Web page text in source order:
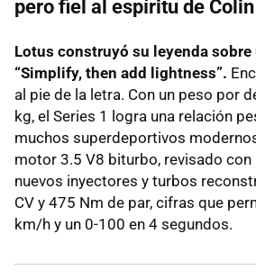
pero fiel al espíritu de
Lotus construyó su leyenda sobre
“Simplify, then add lightness”.
al pie de la letra. Con un peso por
kg, el Series 1 logra una relación
muchos superdeportivos
motor 3.5 V8 biturbo, revisado
nuevos inyectores y turbos
CV y 475 Nm de par, cifras que
km/h y un 0-100 en 4 segundos.